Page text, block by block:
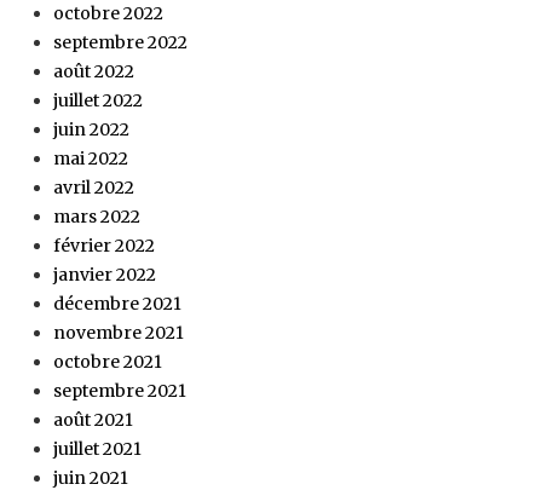
octobre 2022
septembre 2022
août 2022
juillet 2022
juin 2022
mai 2022
avril 2022
mars 2022
février 2022
janvier 2022
décembre 2021
novembre 2021
octobre 2021
septembre 2021
août 2021
juillet 2021
juin 2021